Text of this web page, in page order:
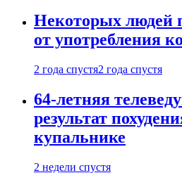
Некоторых людей
от употребления
2 года спустя2 года спустя
64-летняя
результат
купальнике
2 недели спустя